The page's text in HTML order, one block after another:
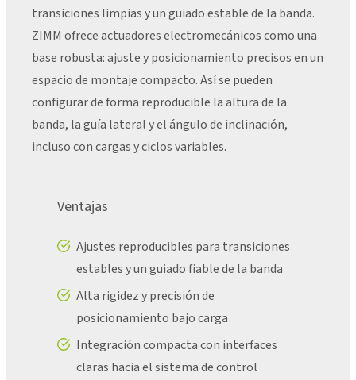
transiciones limpias y un guiado estable de la banda.
ZIMM ofrece actuadores electromecánicos como una
base robusta: ajuste y posicionamiento precisos en un
espacio de montaje compacto. Así se pueden
configurar de forma reproducible la altura de la
banda, la guía lateral y el ángulo de inclinación,
incluso con cargas y ciclos variables.
Ventajas
Ajustes reproducibles para transiciones
estables y un guiado fiable de la banda
Alta rigidez y precisión de
posicionamiento bajo carga
Integración compacta con interfaces
claras hacia el sistema de control